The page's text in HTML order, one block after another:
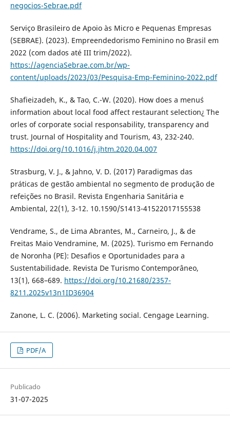
negocios-Sebrae.pdf
Serviço Brasileiro de Apoio às Micro e Pequenas Empresas
(SEBRAE). (2023). Empreendedorismo Feminino no Brasil em
2022 (com dados até III trim/2022).
https://agenciaSebrae.com.br/wp-
content/uploads/2023/03/Pesquisa-Emp-Feminino-2022.pdf
Shafieizadeh, K., & Tao, C.-W. (2020). How does a menu´s
information about local food affect restaurant selection¿ The
orles of corporate social responsability, transparency and
trust. Journal of Hospitality and Tourism, 43, 232-240.
https://doi.org/10.1016/j.jhtm.2020.04.007
Strasburg, V. J., & Jahno, V. D. (2017) Paradigmas das
práticas de gestão ambiental no segmento de produção de
refeições no Brasil. Revista Engenharia Sanitária e
Ambiental, 22(1), 3-12. 10.1590/S1413-41522017155538
Vendrame, S., de Lima Abrantes, M., Carneiro, J., & de
Freitas Maio Vendramine, M. (2025). Turismo em Fernando
de Noronha (PE): Desafios e Oportunidades para a
Sustentabilidade. Revista De Turismo Contemporâneo,
13(1), 668–689. https://doi.org/10.21680/2357-
8211.2025v13n1ID36904
Zanone, L. C. (2006). Marketing social. Cengage Learning.
PDF/A
Publicado
31-07-2025